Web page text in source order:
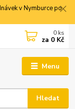
v Nymburce po
Menu
Hledat
0 ks
za 0 Kč